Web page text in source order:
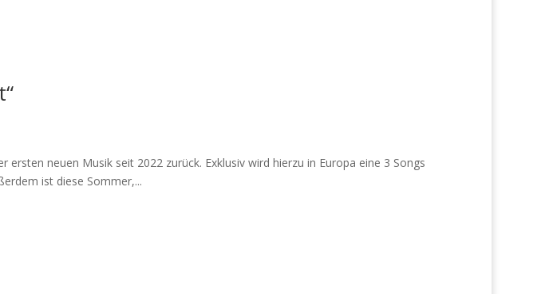
neuen Musik seit 2022 zurück. Exklusiv wird hierzu in Europa eine 3 Songs
ist diese Sommer,...